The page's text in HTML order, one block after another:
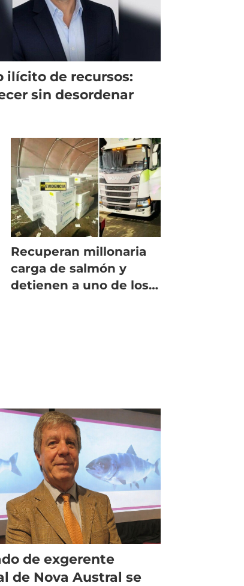
ilícito de recursos:
sin desordenar
Recuperan millonaria
carga de salmón y
detienen a uno de los
de exgerente
de Nova Austral se